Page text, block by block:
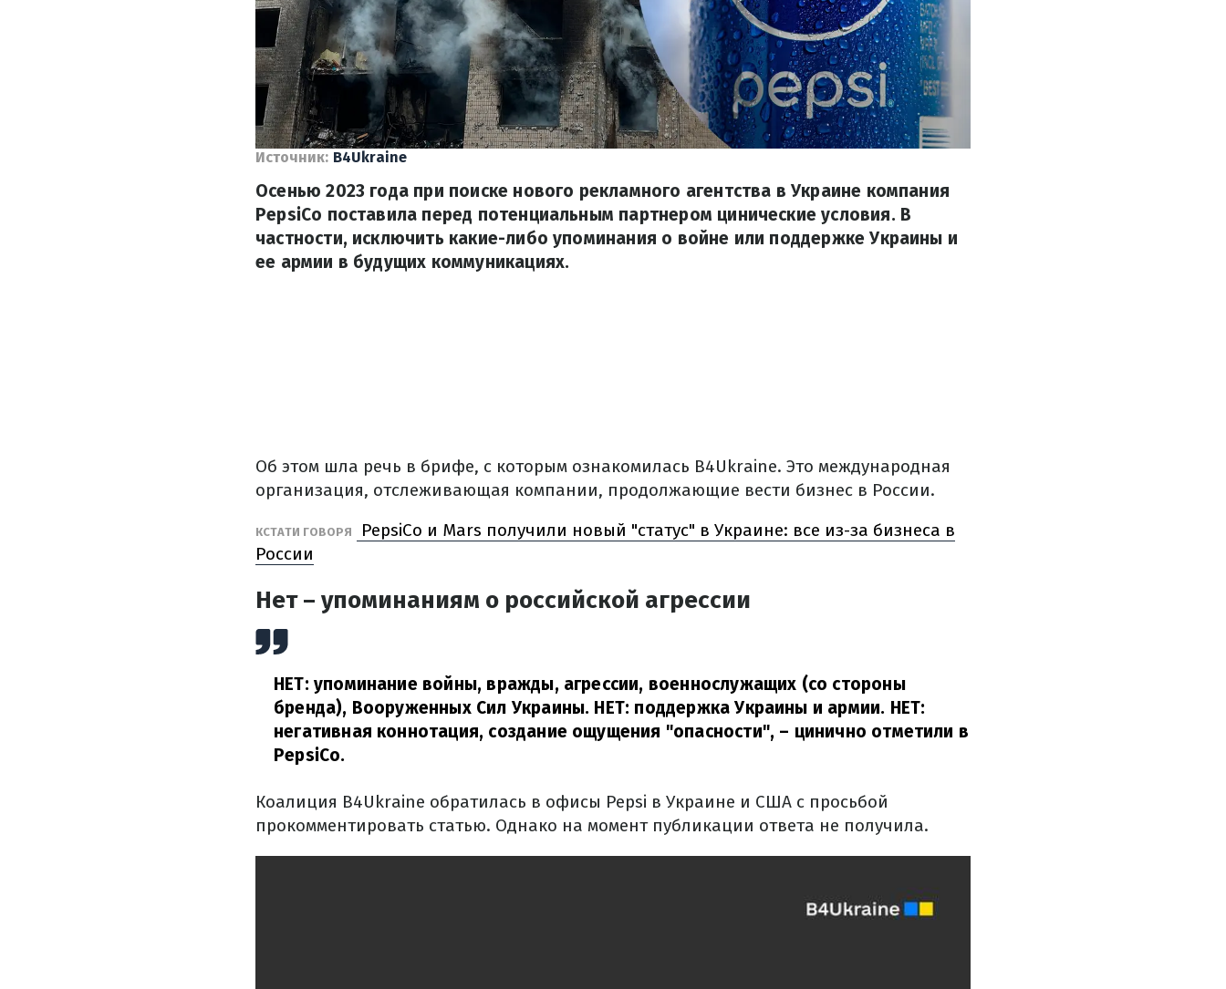
Источник: B4Ukraine
Осенью 2023 года при поиске нового рекламного агентства в Украине компания
PepsiCo поставила перед потенциальным партнером цинические условия. В
частности, исключить какие-либо упоминания о войне или поддержке Украины и
ее армии в будущих коммуникациях.
Об этом шла речь в брифе, с которым ознакомилась B4Ukraine. Это международная
организация, отслеживающая компании, продолжающие вести бизнес в России.
КСТАТИ ГОВОРЯ
PepsiCo и Mars получили новый "статус" в Украине: все из-за бизнеса в
России
Нет – упоминаниям о российской агрессии
НЕТ: упоминание войны, вражды, агрессии, военнослужащих (со стороны
бренда), Вооруженных Сил Украины. НЕТ: поддержка Украины и армии. НЕТ:
негативная коннотация, создание ощущения "опасности", – цинично отметили в
PepsiCo.
Коалиция B4Ukraine обратилась в офисы Pepsi в Украине и США с просьбой
прокомментировать статью. Однако на момент публикации ответа не получила.